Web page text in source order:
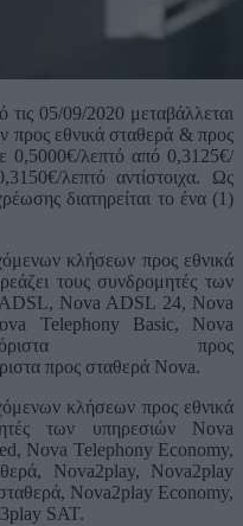
05/09/2020 μεταβάλλεται
εθνικά σταθερά & προς
0,5000€/λεπτό από 0,3125€/
λεπτό αντίστοιχα. Ως
διατηρείται το ένα (1)
κλήσεων προς εθνικά
τους συνδρομητές των
Nova ADSL 24, Nova
Telephony Basic, Nova
προς
προς σταθερά Nova.
κλήσεων προς εθνικά
των υπηρεσιών Nova
Nova Telephony Economy,
Nova2play, Nova2play
Nova2play Economy,
SAT.